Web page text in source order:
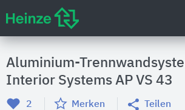
Aluminium-
Interior Systems AP VS 43
2 Merken Teilen